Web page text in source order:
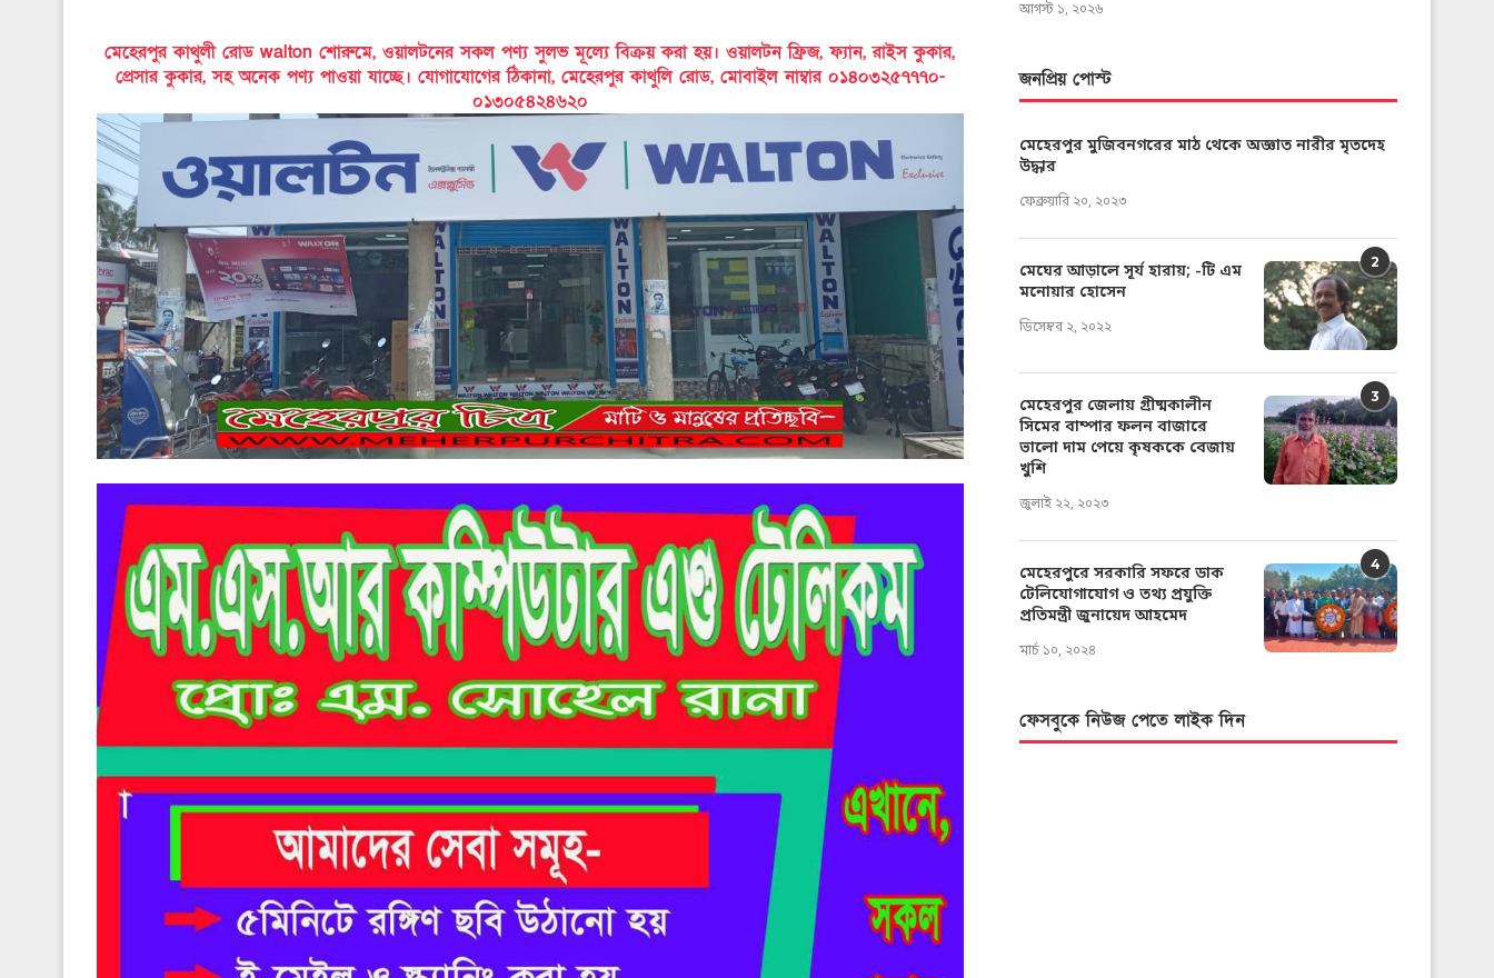
মেহেরপুর কাথুলী রোড walton শোরুমে, ওয়ালটনের সকল পণ্য সুলভ মূল্যে বিক্রয় করা হয়। ওয়ালটন ফ্রিজ, ফ্যান, রাইস কুকার,
প্রেসার কুকার, সহ অনেক পণ্য পাওয়া যাচ্ছে। যোগাযোগের ঠিকানা, মেহেরপুর কাথুলি রোড, মোবাইল নাম্বার ০১৪০৩২৫৭৭৭০-
০১৩০৫৪২৪৬২০
আগস্ট ১, ২০২৬
জনপ্রিয় পোস্ট
মেহেরপুর মুজিবনগরের মাঠ থেকে অজ্ঞাত নারীর মৃতদেহ
উদ্ধার
ফেব্রুয়ারি ২০, ২০২৩
2
মেঘের আড়ালে সূর্য হারায়; -টি এম
মনোয়ার হোসেন
ডিসেম্বর ২, ২০২২
3
মেহেরপুর জেলায় গ্রীষ্মকালীন
সিমের বাম্পার ফলন বাজারে
ভালো দাম পেয়ে কৃষককে বেজায়
খুশি
জুলাই ২২, ২০২৩
4
মেহেরপুরে সরকারি সফরে ডাক
টেলিযোগাযোগ ও তথ্য প্রযুক্তি
প্রতিমন্ত্রী জুনায়েদ আহমেদ
মার্চ ১০, ২০২৪
ফেসবুকে নিউজ পেতে লাইক দিন